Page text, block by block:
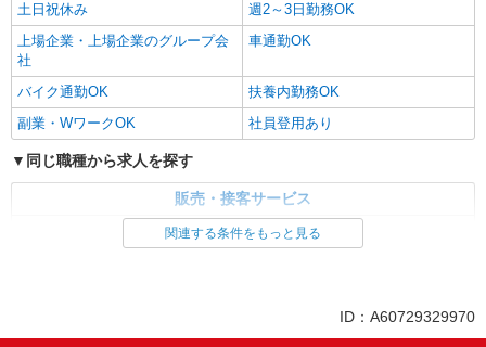
土日祝休み
週2～3日勤務OK
上場企業・上場企業のグループ会
社
車通勤OK
バイク通勤OK
扶養内勤務OK
副業・WワークOK
社員登用あり
同じ職種から求人を探す
販売・接客サービス
ボーナス・賞与あり
土日祝休み
関連する条件をもっと見る
ID：A60729329970